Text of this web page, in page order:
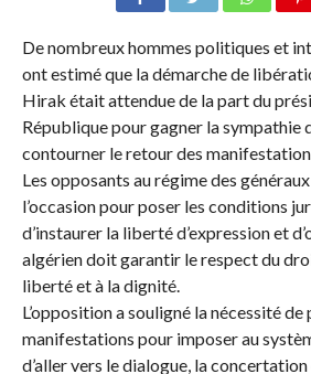
De nombreux hommes politiques et
ont estimé que la démarche de
Hirak était attendue de la part du
République pour gagner la sympathie
contourner le retour des
Les opposants au régime des
l’occasion pour poser les conditions
d’instaurer la liberté d’expression et
algérien doit garantir le respect du
liberté et à la dignité.
L’opposition a souligné la nécessité de
manifestations pour imposer au
d’aller vers le dialogue, la